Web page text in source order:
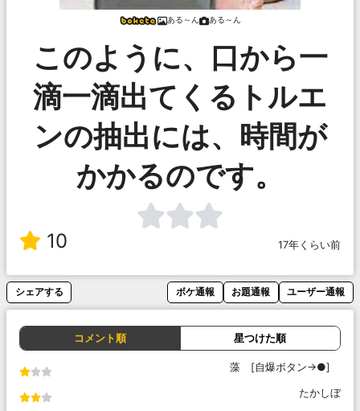
ある～ん ある～ん
このように、口から一
滴一滴出てくるトルエ
ンの抽出には、時間が
かかるのです。
10 17年くらい前
シェアする ボケ通報 お題通報 ユーザー通報
コメント順 星つけた順
藻 [自爆ボタン→●]
たかしぼ